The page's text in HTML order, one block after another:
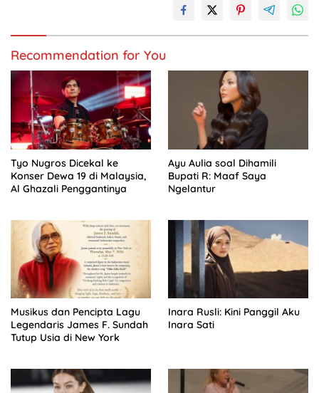
Recommendation for You
Tyo Nugros Dicekal ke
Konser Dewa 19 di Malaysia,
Al Ghazali Penggantinya
Ayu Aulia soal Dihamili
Bupati R: Maaf Saya
Ngelantur
Musikus dan Pencipta Lagu
Legendaris James F. Sundah
Tutup Usia di New York
Inara Rusli: Kini Panggil Aku
Inara Sati